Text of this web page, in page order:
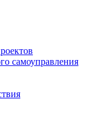
самоуправления